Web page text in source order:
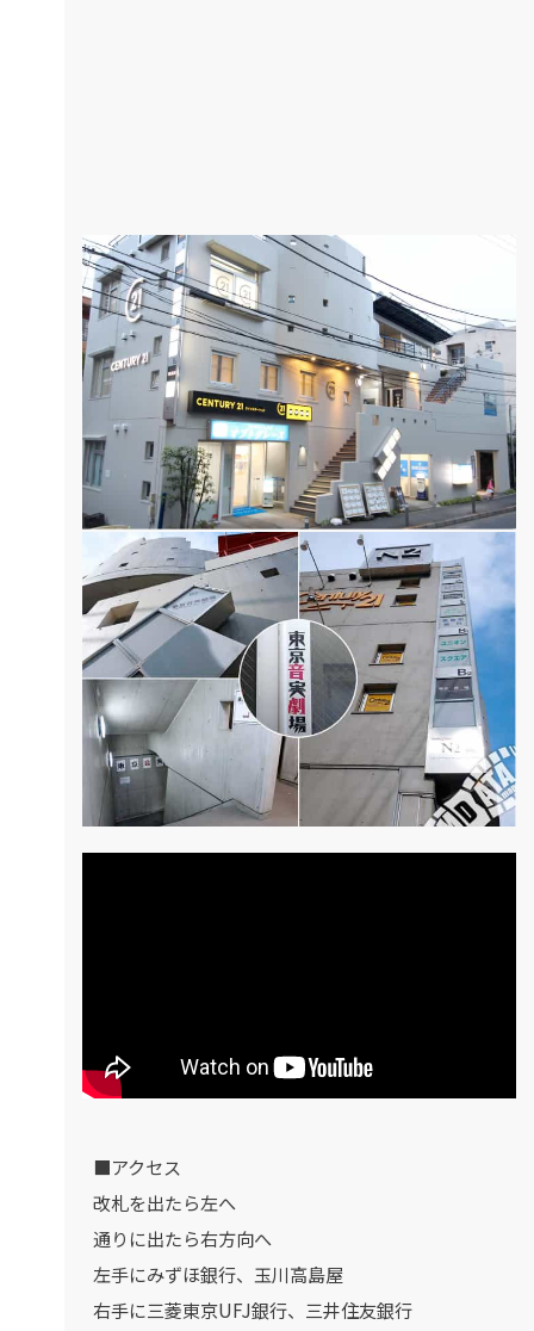
■アクセス
改札を出たら左へ
通りに出たら右方向へ
左手にみずほ銀行、玉川高島屋
右手に三菱東京UFJ銀行、三井住友銀行